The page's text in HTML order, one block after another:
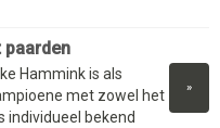
paarden
»
Hammink is als
met zowel het
individueel bekend